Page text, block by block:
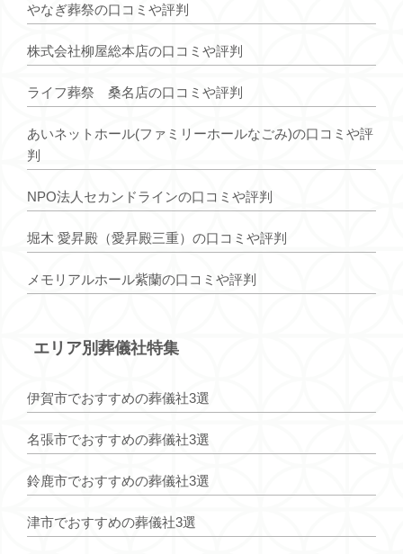
やなぎ葬祭の口コミや評判
株式会社柳屋総本店の口コミや評判
ライフ葬祭 桑名店の口コミや評判
あいネットホール(ファミリーホールなごみ)の口コミや評
判
NPO法人セカンドラインの口コミや評判
堀木 愛昇殿（愛昇殿三重）の口コミや評判
メモリアルホール紫蘭の口コミや評判
エリア別葬儀社特集
伊賀市でおすすめの葬儀社3選
名張市でおすすめの葬儀社3選
鈴鹿市でおすすめの葬儀社3選
津市でおすすめの葬儀社3選